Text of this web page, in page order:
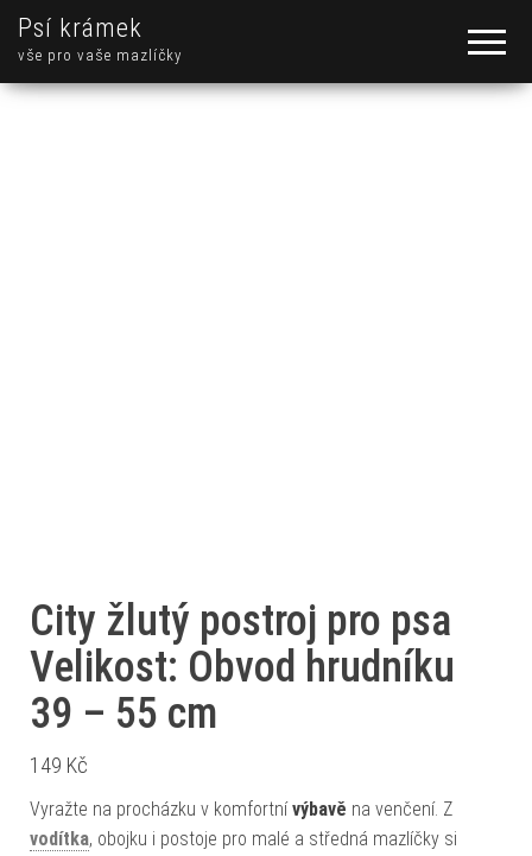
Psí krámek
vše pro vaše mazlíčky
City žlutý postroj pro psa
Velikost: Obvod hrudníku
39 – 55 cm
149 Kč
Vyražte na procházku v komfortnívýbavě na venčení. Z
vodítka, obojku i postoje pro malé a středná mazlíčky si